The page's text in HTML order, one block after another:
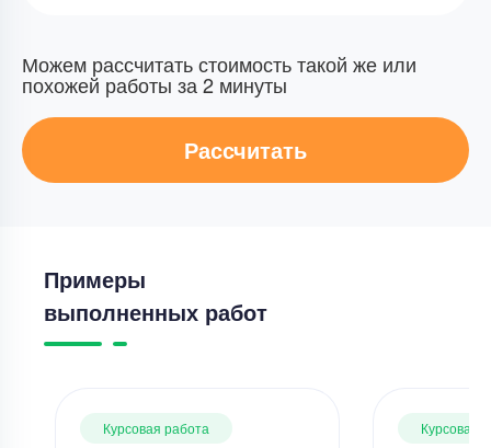
Можем рассчитать стоимость такой же или
похожей работы за 2 минуты
Рассчитать
Примеры
выполненных работ
Курсовая работа Курсовая